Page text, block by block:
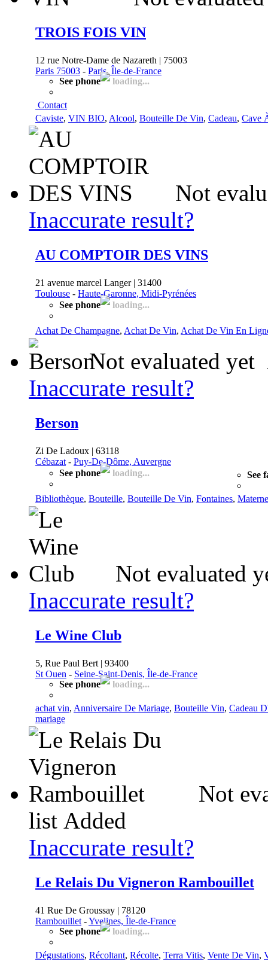
TROIS FOIS VIN
12 rue Notre-Dame de Nazareth | 75003
Paris 75003 - Paris, Île-de-France
See phone
loading...
Contact
Caviste, VIN BIO, Alcool, Bouteille De Vin, Cadeau, Cave
Not
Inaccurate result?
AU COMPTOIR DES VINS
21 avenue marcel Langer | 31400
Toulouse - Haute-Garonne, Midi-Pyrénées
See phone
loading...
Achat De Champagne, Achat De Vin, Achat De Vin En
Not evaluated yet
Inaccurate result?
Berson
Zi De Ladoux | 63118
Cébazat - Puy-De-Dôme, Auvergne
See phone
loading... See
Bibliothèque, Bouteille, Bouteille De Vin, Fontaines,
Not evaluated
Inaccurate result?
Le Wine Club
5, Rue Paul Bert | 93400
St Ouen - Seine-Saint-Denis, Île-de-France
See phone
loading...
achat vin, Anniversaire De Mariage, Bouteille Vin, Cadeau
mariage
Not
list Added
Inaccurate result?
Le Relais Du Vigneron Rambouillet
41 Rue De Groussay | 78120
Rambouillet -Yvelines, Île-de-France
See phone
loading...
Dégustations, Récoltant, Récolte, Terra Vitis, Vente De Vin,